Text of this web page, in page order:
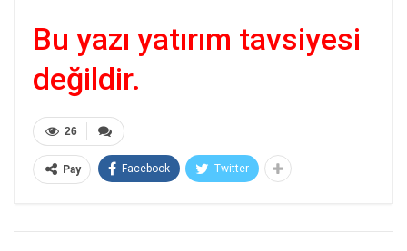
Bu yazı yatırım tavsiyesi
değildir.
26
Pay Facebook Twitter